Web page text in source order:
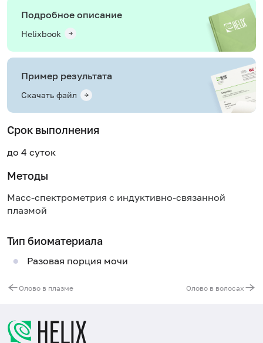
Подробное описание
Helixbook
Пример результата
Скачать файл
Срок выполнения
до 4 суток
Методы
Масс-спектрометрия с индуктивно-связанной
плазмой
Тип биоматериала
Разовая порция мочи
Олово в плазме Олово в волосах